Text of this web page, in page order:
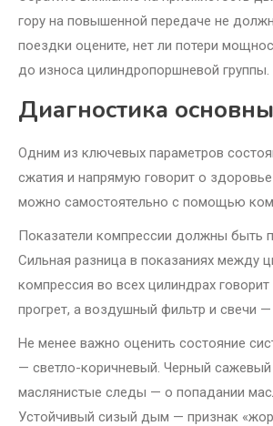
гору на повышенной передаче не
поездки оцените, нет ли потери
до износа цилиндропоршневой группы.
Диагностика
Одним из ключевых параметров
сжатия и напрямую говорит о
можно самостоятельно с помощью
Показатели компрессии должны быть
Сильная разница в показаниях между
компрессия во всех цилиндрах
прогрет, а воздушный фильтр и свечи
Не менее важно оценить состояние
— светло-коричневый. Черный
маслянистые следы — о попадании
Устойчивый сизый дым — признак